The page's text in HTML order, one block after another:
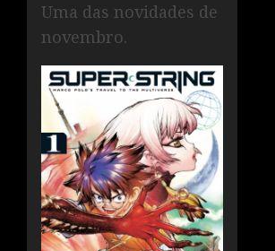
Uma das novidades de
novembro.